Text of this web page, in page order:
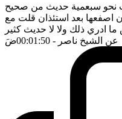
نحو سبعمية حديث من صحيح
اصفعها بعد استئذان قلت مع
ما ادري ذلك ولا لا حديث كثير
عن الشيخ ناصر - 00:01:50 ضَ